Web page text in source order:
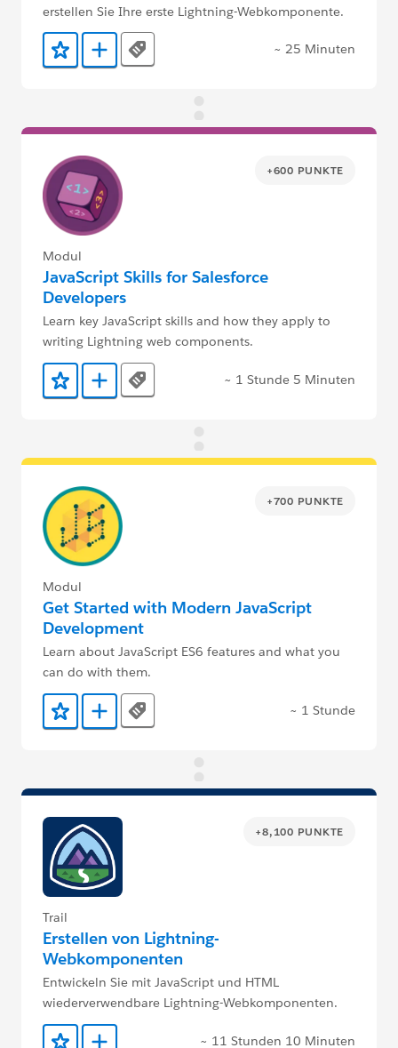
erstellen Sie Ihre erste Lightning-Webkomponente.
Zu Favoriten hinzufügen
Zu Trailmix hinzufügen
Tags ~ 25 Minuten
+600 PUNKTE
Modul
JavaScript Skills for Salesforce
Developers
Learn key JavaScript skills and how they apply to
writing Lightning web components.
Zu Favoriten hinzufügen
Zu Trailmix hinzufügen
Tags ~ 1 Stunde 5 Minuten
+700 PUNKTE
Modul
Get Started with Modern JavaScript
Development
Learn about JavaScript ES6 features and what you
can do with them.
Zu Favoriten hinzufügen
Zu Trailmix hinzufügen
Tags ~ 1 Stunde
+8,100 PUNKTE
Trail
Erstellen von Lightning-
Webkomponenten
Entwickeln Sie mit JavaScript und HTML
wiederverwendbare Lightning-Webkomponenten.
~ 11 Stunden 10 Minuten